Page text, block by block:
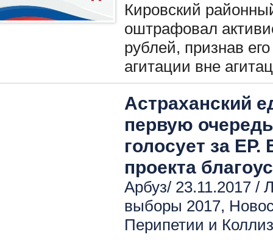
Кировский
оштрафовал
рублей, признав
агитации вне
Астраханский
первую
голосует за ЕР.
проекта
Арбуз/ 23.11.2017 /
выборы 2017,
Перипетии и